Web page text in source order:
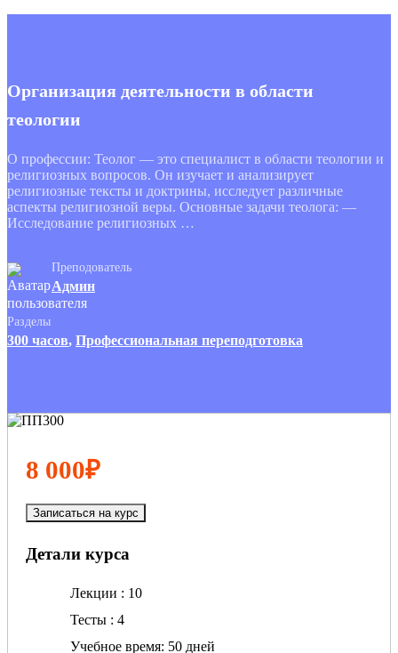
Организация деятельности в области
теологии
О профессии: Теолог — это специалист в области теологии и
религиозных вопросов. Он изучает и анализирует
религиозные тексты и доктрины, исследует различные
аспекты религиозной веры. Основные задачи теолога: —
Исследование религиозных …
Преподователь
Админ
Разделы
300 часов, Профессиональная переподготовка
8 000₽
Записаться на курс
Детали курса
Лекции
10
Тесты
4
Учебное время 50 дней